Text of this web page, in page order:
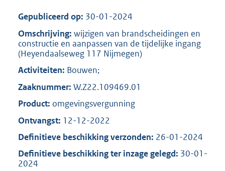
b
Gepubliceerd op: 30-01-2024
Omschrijving: wijzigen van brandscheidingen en
constructie en aanpassen van de tijdelijke ingang
(Heyendaalseweg 117 Nijmegen)
Activiteiten: Bouwen;
Zaaknummer: W.Z22.109469.01
Product: omgevingsvergunning
Ontvangst: 12-12-2022
Definitieve beschikking verzonden: 26-01-2024
Definitieve beschikking ter inzage gelegd: 30-01-
2024